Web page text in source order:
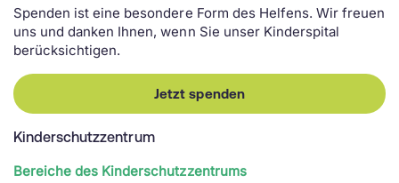
Spenden ist eine besondere Form des Helfens. Wir freuen
uns und danken Ihnen, wenn Sie unser Kinderspital
berücksichtigen.
Jetzt spenden
Kinderschutzzentrum
Bereiche des Kinderschutzzentrums